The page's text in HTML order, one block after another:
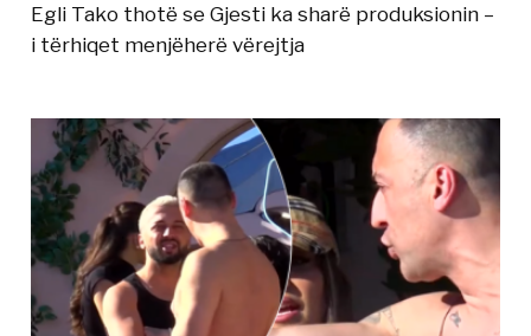
Egli Tako thotë se Gjesti ka sharë produksionin –
i tërhiqet menjëherë vërejtja